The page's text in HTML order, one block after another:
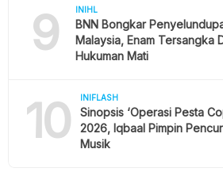
9 INIHL
BNN Bongkar
Malaysia, Enam Tersangka
Hukuman Mati
10 INIFLASH
Sinopsis ‘Operasi Pesta
2026, Iqbaal Pimpin
Musik